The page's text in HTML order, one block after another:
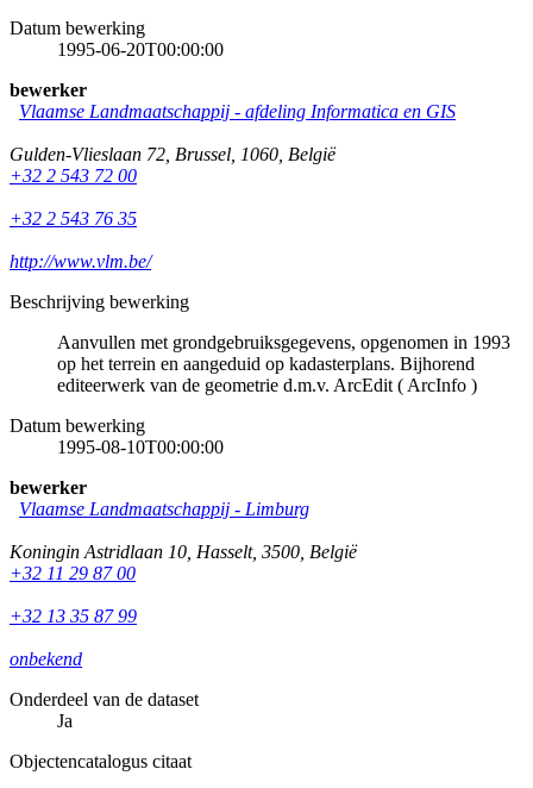
Datum bewerking
1995-06-20T00:00:00
bewerker
Vlaamse Landmaatschappij - afdeling Informatica en GIS
Gulden-Vlieslaan 72 Brussel 1060 België
+32 2 543 72 00
+32 2 543 76 35
http://www.vlm.be/
Beschrijving bewerking
Aanvullen met grondgebruiksgegevens, opgenomen in 1993
op het terrein en aangeduid op kadasterplans. Bijhorend
editeerwerk van de geometrie d.m.v. ArcEdit ( ArcInfo )
Datum bewerking
1995-08-10T00:00:00
bewerker
Vlaamse Landmaatschappij - Limburg
Koningin Astridlaan 10 Hasselt, 3500 België
+32 11 29 87 00
+32 13 35 87 99
onbekend
Onderdeel van de dataset
Ja
Objectencatalogus citaat